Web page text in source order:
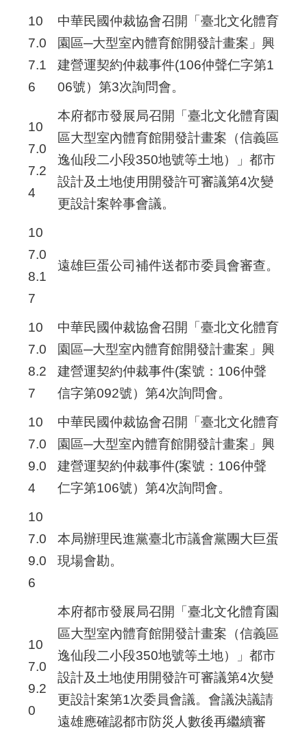
10
7.0
7.1
6
中華民國仲裁協會召開「臺北文化體育
園區─大型室內體育館開發計畫案」興
建營運契約仲裁事件(106仲聲仁字第1
06號）第3次詢問會。
10
7.0
7.2
4
本府都市發展局召開「臺北文化體育園
區大型室內體育館開發計畫案（信義區
逸仙段二小段350地號等土地）」都市
設計及土地使用開發許可審議第4次變
更設計案幹事會議。
10
7.0
8.1
7
遠雄巨蛋公司補件送都市委員會審查。
10
7.0
8.2
7
中華民國仲裁協會召開「臺北文化體育
園區─大型室內體育館開發計畫案」興
建營運契約仲裁事件(案號：106仲聲
信字第092號）第4次詢問會。
10
7.0
9.0
4
中華民國仲裁協會召開「臺北文化體育
園區─大型室內體育館開發計畫案」興
建營運契約仲裁事件(案號：106仲聲
仁字第106號）第4次詢問會。
10
7.0
9.0
6
本局辦理民進黨臺北市議會黨團大巨蛋
現場會勘。
10
7.0
9.2
0
本府都市發展局召開「臺北文化體育園
區大型室內體育館開發計畫案（信義區
逸仙段二小段350地號等土地）」都市
設計及土地使用開發許可審議第4次變
更設計案第1次委員會議。會議決議請
遠雄應確認都市防災人數後再繼續審